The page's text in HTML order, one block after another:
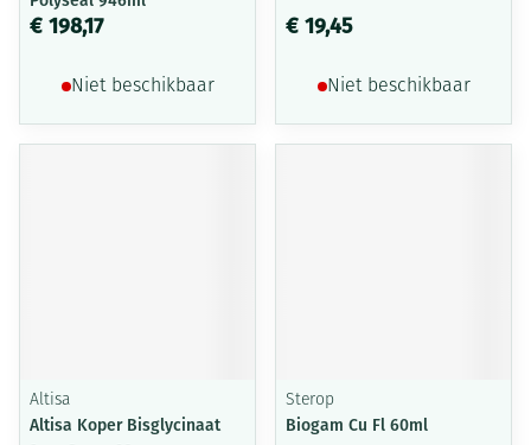
€ 198,17
Niet beschikbaar
€ 19,45
Niet beschikbaar
Altisa
Altisa Koper Bisglycinaat
Sterop
Biogam Cu Fl 60ml